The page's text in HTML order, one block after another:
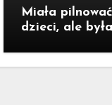
Miała
dzieci, ale
Jastrzębia-